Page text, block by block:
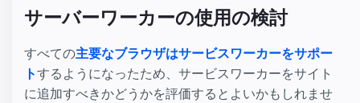
サーバーワーカーの使用の検討
すべての主要なブラウザはサービスワーカーをサポー
トするようになったため、サービスワーカーをサイト
に追加すべきかどうかを評価するとよいかもしれませ